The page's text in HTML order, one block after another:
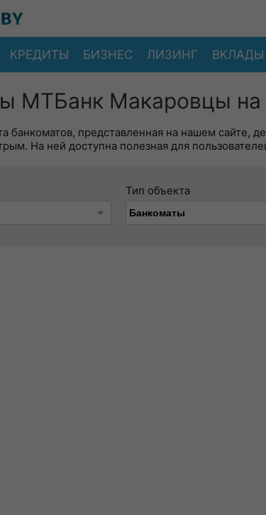
КРЕДИТЫ БИЗНЕС ЛИЗИНГ ВКЛАДЫ
МТБанк Макаровцы на
банкоматов, представленная на нашем сайте,
На ней доступна полезная для
Тип объекта